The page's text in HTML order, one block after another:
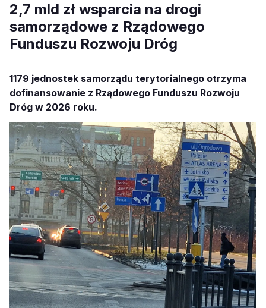
2,7 mld zł wsparcia na drogi
samorządowe z Rządowego
Funduszu Rozwoju Dróg
1179 jednostek samorządu terytorialnego otrzyma
dofinansowanie z Rządowego Funduszu Rozwoju
Dróg w 2026 roku.